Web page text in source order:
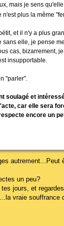
mais je sens
n'est plus la même
et il n'y a plus
sans elle, je pense
cas, bizarrement,
insupportable.
"parler".
soulagé et
car elle sera
encore un
autrement...Peut
un peu?
jours, et
vraie souffrance